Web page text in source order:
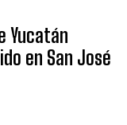
Yucatán
en San José